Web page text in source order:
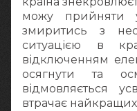
можу прийняти
змиритись з
ситуацією в
відключенням
осягнути та
відмовляється
втрачає